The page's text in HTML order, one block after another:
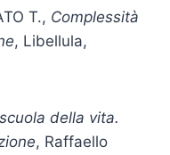
T., Complessità
, Libellula,
della vita.
, Raffaello